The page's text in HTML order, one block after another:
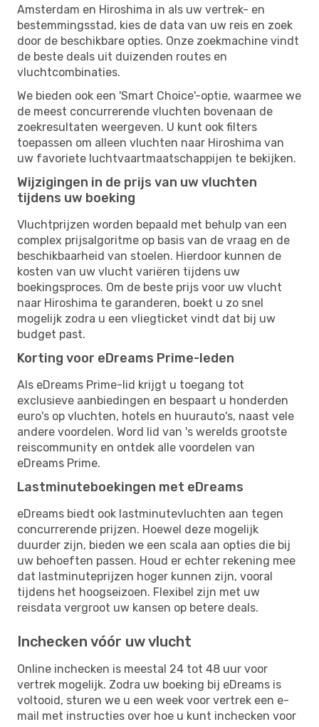
Amsterdam en Hiroshima in als uw vertrek- en
bestemmingsstad, kies de data van uw reis en zoek
door de beschikbare opties. Onze zoekmachine vindt
de beste deals uit duizenden routes en
vluchtcombinaties.
We bieden ook een 'Smart Choice'-optie, waarmee we
de meest concurrerende vluchten bovenaan de
zoekresultaten weergeven. U kunt ook filters
toepassen om alleen vluchten naar Hiroshima van
uw favoriete luchtvaartmaatschappijen te bekijken.
Wijzigingen in de prijs van uw vluchten
tijdens uw boeking
Vluchtprijzen worden bepaald met behulp van een
complex prijsalgoritme op basis van de vraag en de
beschikbaarheid van stoelen. Hierdoor kunnen de
kosten van uw vlucht variëren tijdens uw
boekingsproces. Om de beste prijs voor uw vlucht
naar Hiroshima te garanderen, boekt u zo snel
mogelijk zodra u een vliegticket vindt dat bij uw
budget past.
Korting voor eDreams Prime-leden
Als eDreams Prime-lid krijgt u toegang tot
exclusieve aanbiedingen en bespaart u honderden
euro's op vluchten, hotels en huurauto's, naast vele
andere voordelen. Word lid van 's werelds grootste
reiscommunity en ontdek alle voordelen van
eDreams Prime.
Lastminuteboekingen met eDreams
eDreams biedt ook lastminutevluchten aan tegen
concurrerende prijzen. Hoewel deze mogelijk
duurder zijn, bieden we een scala aan opties die bij
uw behoeften passen. Houd er echter rekening mee
dat lastminuteprijzen hoger kunnen zijn, vooral
tijdens het hoogseizoen. Flexibel zijn met uw
reisdata vergroot uw kansen op betere deals.
Inchecken vóór uw vlucht
Online inchecken is meestal 24 tot 48 uur voor
vertrek mogelijk. Zodra uw boeking bij eDreams is
voltooid, sturen we u een week voor vertrek een e-
mail met instructies over hoe u kunt inchecken voor